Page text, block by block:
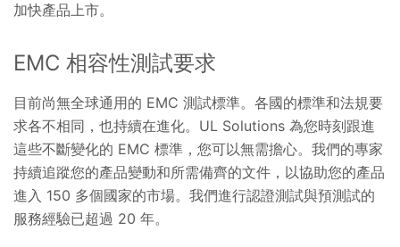
加快產品上市。
EMC 相容性測試要求
目前尚無全球通用的 EMC 測試標準。各國的標準和法規要
求各不相同，也持續在進化。UL Solutions 為您時刻跟進
這些不斷變化的 EMC 標準，您可以無需擔心。我們的專家
持續追蹤您的產品變動和所需備齊的文件，以協助您的產品
進入 150 多個國家的市場。我們進行認證測試與預測試的
服務經驗已超過 20 年。